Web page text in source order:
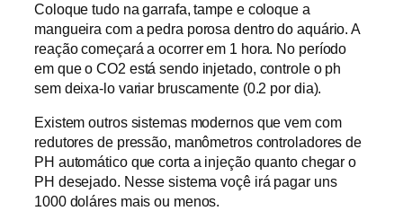
Coloque tudo na garrafa, tampe e coloque a
mangueira com a pedra porosa dentro do aquário. A
reação começará a ocorrer em 1 hora. No período
em que o CO2 está sendo injetado, controle o ph
sem deixa-lo variar bruscamente (0.2 por dia).
Existem outros sistemas modernos que vem com
redutores de pressão, manômetros controladores de
PH automático que corta a injeção quanto chegar o
PH desejado. Nesse sistema voçê irá pagar uns
1000 doláres mais ou menos.